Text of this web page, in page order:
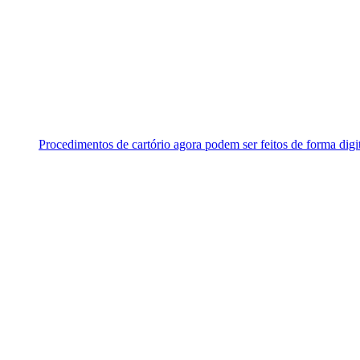
Procedimentos de cartório agora podem ser feitos de forma